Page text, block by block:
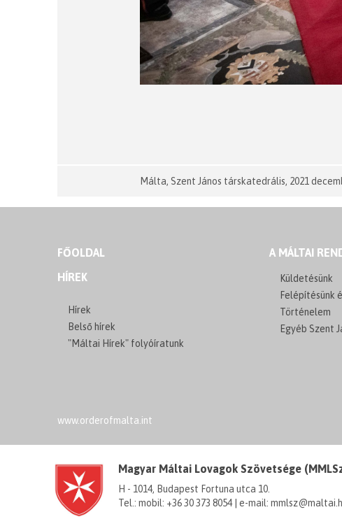
Málta, Szent János társkatedrális, 2021
FŐOLDAL
HÍREK
Hírek
Belső hírek
"Máltai Hírek" folyóíratunk
A MÁLTAI
Küldetésünk
Felépítésünk
Történelem
Egyéb Szent
www.orderofmalta.int
Magyar Máltai Lovagok Szövetsége
H - 1014, Budapest Fortuna utca 10.
Tel.: mobil: +36 30 373 8054 | e-mail: